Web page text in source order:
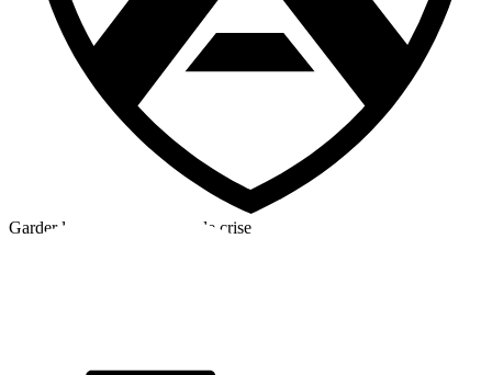
Garder la tête froide en cas de crise